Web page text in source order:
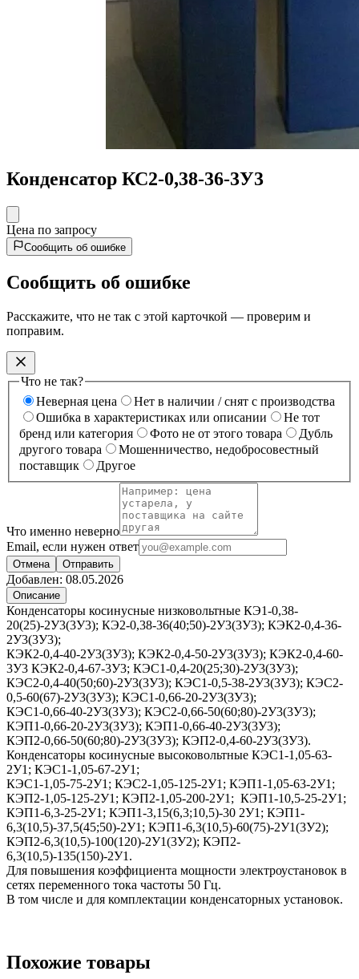
Конденсатор КС2-0,38-36-3У3
Цена по запросу
Сообщить об ошибке
Сообщить об ошибке
Расскажите, что не так с этой карточкой — проверим и
поправим.
Что не так?
Неверная цена
Нет в наличии / снят с производства
Ошибка в характеристиках или описании
Не тот
бренд или категория
Фото не от этого товара
Дубль
другого товара
Мошенничество, недобросовестный
поставщик
Другое
Что именно неверно
Email, если нужен ответ
Отмена Отправить
Добавлен: 08.05.2026
Описание
Конденсаторы косинусные низковольтные КЭ1-0,38-
20(25)-2У3(3У3); КЭ2-0,38-36(40;50)-2У3(3У3); КЭК2-0,4-36-
2У3(3У3);
КЭК2-0,4-40-2У3(3У3); КЭК2-0,4-50-2У3(3У3); КЭК2-0,4-60-
3У3 КЭК2-0,4-67-3У3; КЭС1-0,4-20(25;30)-2У3(3У3);
КЭС2-0,4-40(50;60)-2У3(3У3); КЭС1-0,5-38-2У3(3У3); КЭС2-
0,5-60(67)-2У3(3У3); КЭС1-0,66-20-2У3(3У3);
КЭС1-0,66-40-2У3(3У3); КЭС2-0,66-50(60;80)-2У3(3У3);
КЭП1-0,66-20-2У3(3У3); КЭП1-0,66-40-2У3(3У3);
КЭП2-0,66-50(60;80)-2У3(3У3); КЭП2-0,4-60-2У3(3У3).
Конденсаторы косинусные высоковольтные КЭС1-1,05-63-
2У1; КЭС1-1,05-67-2У1;
КЭС1-1,05-75-2У1; КЭС2-1,05-125-2У1; КЭП1-1,05-63-2У1;
КЭП2-1,05-125-2У1; КЭП2-1,05-200-2У1; КЭП1-10,5-25-2У1;
КЭП1-6,3-25-2У1; КЭП1-3,15(6,3;10,5)-30 2У1; КЭП1-
6,3(10,5)-37,5(45;50)-2У1; КЭП1-6,3(10,5)-60(75)-2У1(3У2);
КЭП2-6,3(10,5)-100(120)-2У1(3У2); КЭП2-
6,3(10,5)-135(150)-2У1.
Для повышения коэффициента мощности электроустановок в
сетях переменного тока частоты 50 Гц.
В том числе и для комплектации конденсаторных установок.
Похожие товары